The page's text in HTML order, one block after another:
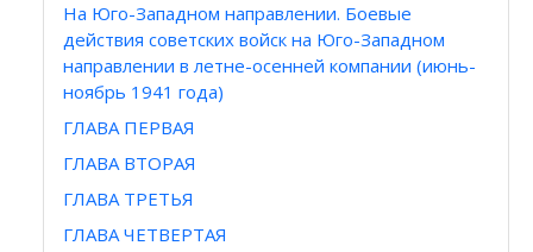
На Юго-Западном направлении. Боевые
действия советских войск на Юго-Западном
направлении в летне-осенней компании (июнь-
ноябрь 1941 года)
ГЛАВА ПЕРВАЯ
ГЛАВА ВТОРАЯ
ГЛАВА ТРЕТЬЯ
ГЛАВА ЧЕТВЕРТАЯ